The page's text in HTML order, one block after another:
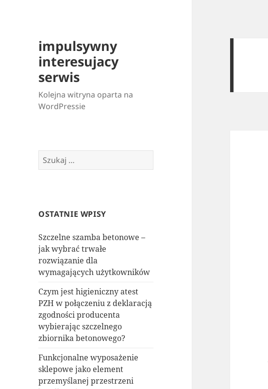
impulsywny
interesujacy
serwis
Kolejna witryna oparta na
WordPressie
Szukaj:
OSTATNIE WPISY
Szczelne szamba betonowe –
jak wybrać trwałe
rozwiązanie dla
wymagających użytkowników
Czym jest higieniczny atest
PZH w połączeniu z deklaracją
zgodności producenta
wybierając szczelnego
zbiornika betonowego?
Funkcjonalne wyposażenie
sklepowe jako element
przemyślanej przestrzeni